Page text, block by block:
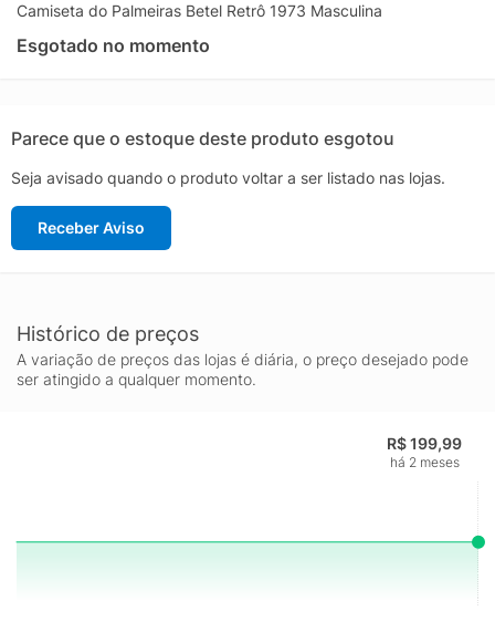
Camiseta do Palmeiras Betel Retrô 1973 Masculina
Esgotado no momento
Parece que o estoque deste produto esgotou
Seja avisado quando o produto voltar a ser listado nas lojas.
Receber Aviso
Histórico de preços
A variação de preços das lojas é diária, o preço desejado pode
ser atingido a qualquer momento.
R$ 199,99
há 2 meses